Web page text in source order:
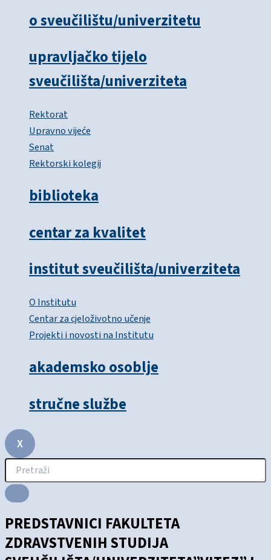
o sveučilištu/univerzitetu
upravljačko tijelo
sveučilišta/univerziteta
Rektorat
Upravno vijeće
Senat
Rektorski kolegij
biblioteka
centar za kvalitet
institut sveučilišta/univerziteta
O Institutu
Centar za cjeloživotno učenje
Projekti i novosti na Institutu
akademsko osoblje
stručne službe
X
PREDSTAVNICI FAKULTETA
ZDRAVSTVENIH STUDIJA